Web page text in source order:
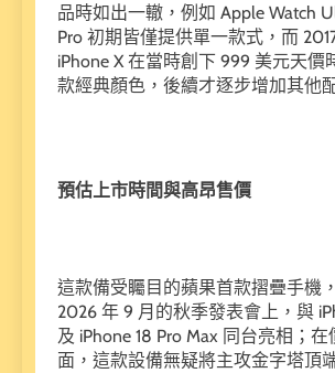
品時如出一轍，例如 Apple Watch
Pro 初期皆僅提供單一款式，而
iPhone X 在當時創下 999 美元天價
款經典顏色，後續才逐步增加其他
預估上市時間與高昂售價
這款備受矚目的蘋果首款摺疊手機
2026 年 9 月的秋季發表會上，與
及 iPhone 18 Pro Max 同台亮相；
面，這款設備無疑將主攻金字塔頂